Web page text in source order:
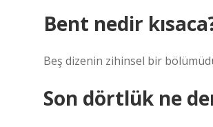
Bent nedir
Beş dizenin zihinsel bir
Son dörtlük ne